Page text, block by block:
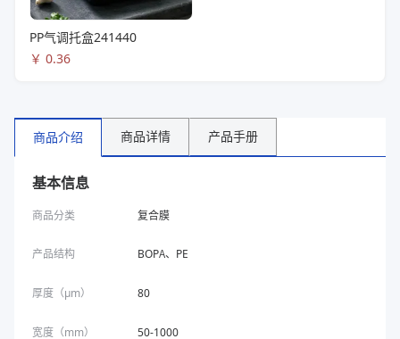
PP气调托盒241440
￥ 0.36
商品介绍 商品详情 产品手册
基本信息
商品分类 复合膜
产品结构 BOPA、PE
厚度（μm） 80
宽度（mm） 50-1000